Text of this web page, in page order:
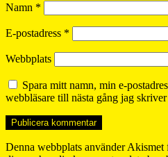
Namn *
E-postadress *
Webbplats
Spara mitt namn, min e-
webbläsare till nästa gång jag
Denna webbplats använder Akismet